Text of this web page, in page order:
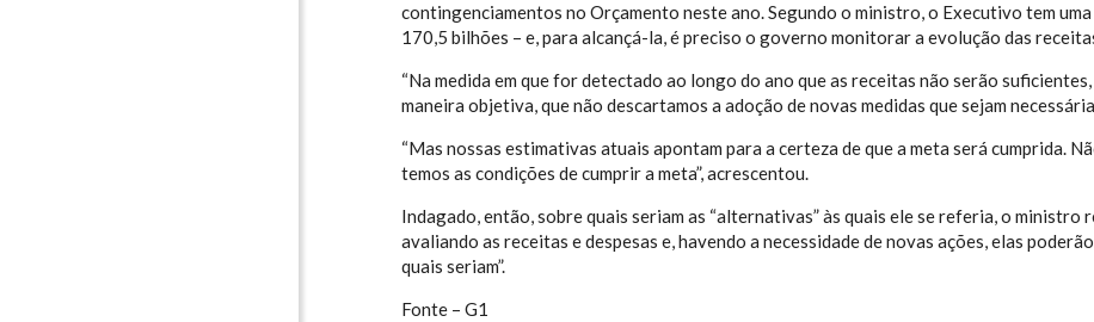
contingenciamentos no Orçamento neste ano. Segundo o ministro, o Executivo tem
170,5 bilhões – e, para alcançá-la, é preciso o governo monitorar a evolução das
“Na medida em que for detectado ao longo do ano que as receitas não serão
maneira objetiva, que não descartamos a adoção de novas medidas que sejam
“Mas nossas estimativas atuais apontam para a certeza de que a meta será cumprida.
temos as condições de cumprir a meta”, acrescentou.
Indagado, então, sobre quais seriam as “alternativas” às quais ele se referia, o
avaliando as receitas e despesas e, havendo a necessidade de novas ações, elas
quais seriam”.
Fonte – G1